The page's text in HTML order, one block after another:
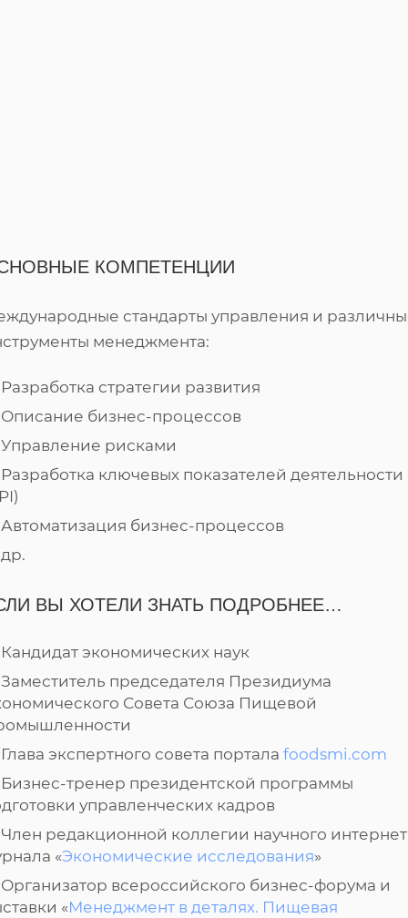
КОМПЕТЕНЦИИ
стандарты управления и
менеджмента:
Разработка стратегии развития
Описание бизнес-процессов
Управление рисками
Разработка ключевых показателей деятельности
Автоматизация бизнес-процессов
др.
ВЫ ХОТЕЛИ ЗНАТЬ ПОДРОБНЕЕ…
Кандидат экономических наук
Заместитель председателя Президиума
Совета Союза Пищевой
Глава экспертного совета портала foodsmi.com
Бизнес-тренер президентской программы
управленческих кадров
Член редакционной коллегии научного
«Экономические исследования»
Организатор всероссийского бизнес-форума и
«Менеджмент в деталях. Пищевая